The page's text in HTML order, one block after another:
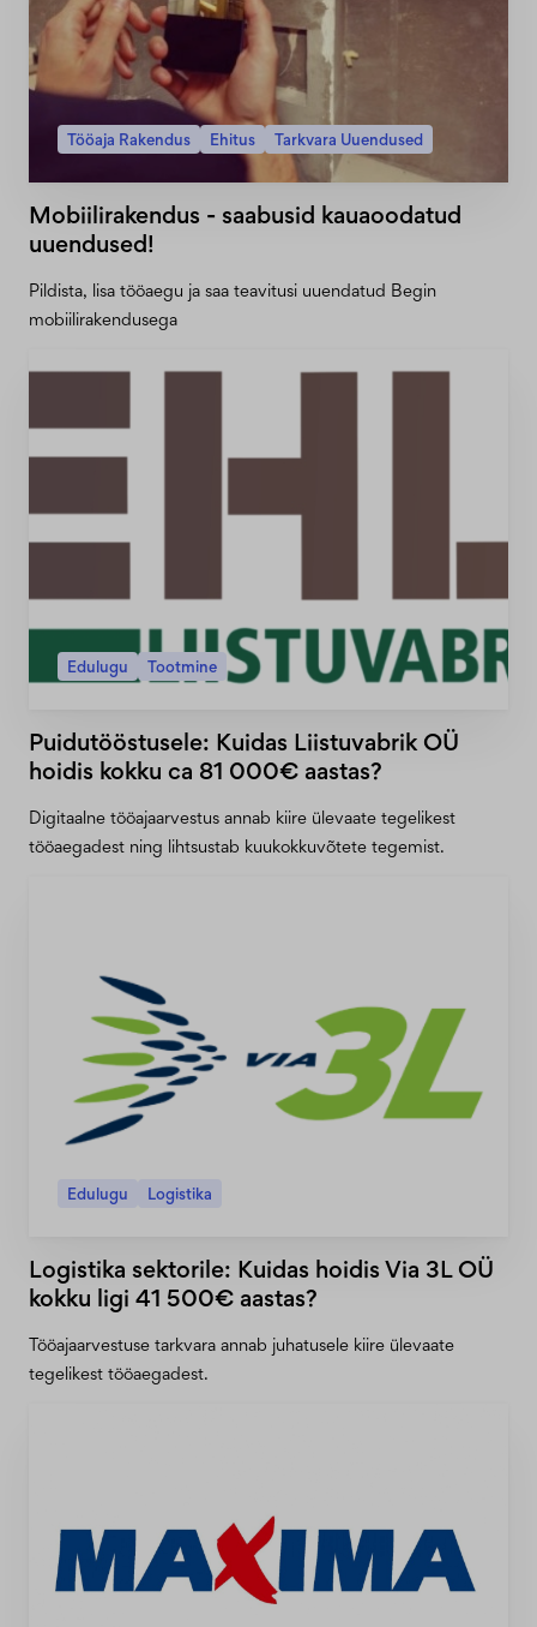
Tööaja Rakendus Ehitus Tarkvara Uuendused
Mobiilirakendus - saabusid kauaoodatud
uuendused!
Pildista, lisa tööaegu ja saa teavitusi uuendatud Begin
mobiilirakendusega
Edulugu Tootmine
Puidutööstusele: Kuidas Liistuvabrik OÜ
hoidis kokku ca 81 000€ aastas?
Digitaalne tööajaarvestus annab kiire ülevaate tegelikest
tööaegadest ning lihtsustab kuukokkuvõtete tegemist.
Edulugu Logistika
Logistika sektorile: Kuidas hoidis Via 3L OÜ
kokku ligi 41 500€ aastas?
Tööajaarvestuse tarkvara annab juhatusele kiire ülevaate
tegelikest tööaegadest.